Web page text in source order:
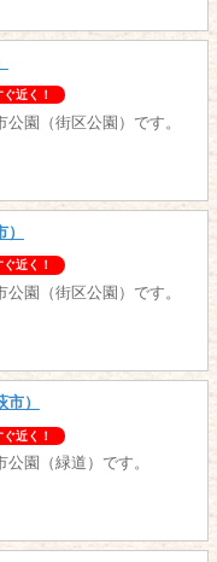
ぐ近く！
園（街区公園）です。
ぐ近く！
園（街区公園）です。
）
ぐ近く！
園（緑道）です。